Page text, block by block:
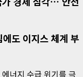
도 이지스 체계 부
너지 수급 위기를 극